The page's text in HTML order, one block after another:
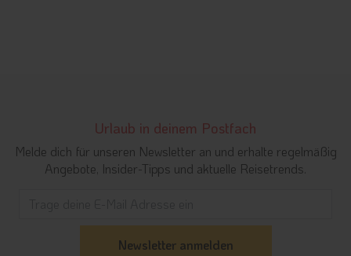
Urlaub in deinem Postfach
Melde dich für unseren Newsletter an und erhalte regelmäßig
Angebote, Insider-Tipps und aktuelle Reisetrends.